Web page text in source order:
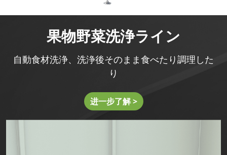
果物野菜洗浄ライン
自動食材洗浄、洗浄後そのまま食べたり調理した
り
进一步了解 >